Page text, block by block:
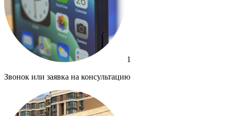
1
Звонок или заявка на консультацию